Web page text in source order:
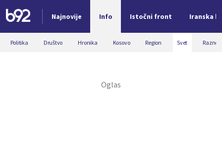
Najnovije Info Istočni front Iranska
Nova vest
Politika Društvo Hronika Kosovo Region Svet Razno